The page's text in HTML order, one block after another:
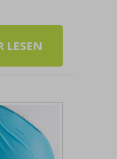
LESEN